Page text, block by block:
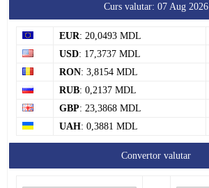
Curs valutar: 07 Aug 2026
EUR: 20,0493 MDL
USD: 17,3737 MDL
RON: 3,8154 MDL
RUB: 0,2137 MDL
GBP: 23,3868 MDL
UAH: 0,3881 MDL
Convertor valutar